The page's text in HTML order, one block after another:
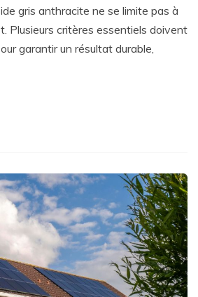
gris anthracite ne se limite pas à
Plusieurs critères essentiels doivent
garantir un résultat durable,